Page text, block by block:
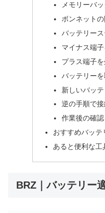
メモリーバ
ボンネット
バッテリー
マイナス端
プラス端子
バッテリー
新しいバッ
逆の手順で
作業後の確
おすすめバッテ
あると便利な工
BRZ｜バッテリー